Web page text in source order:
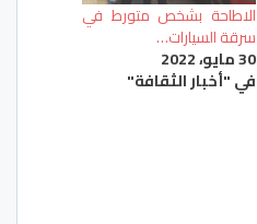
الاطاحة بشخص متورط في
سرقة السيارات…
30 مايو، 2022
في "أخبار الثقافة"